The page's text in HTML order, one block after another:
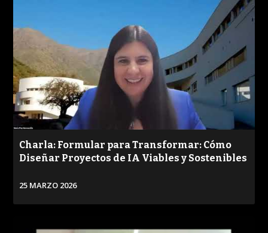
Charla: Formular para Transformar: Cómo
Diseñar Proyectos de IA Viables y Sostenibles
25 MARZO 2026